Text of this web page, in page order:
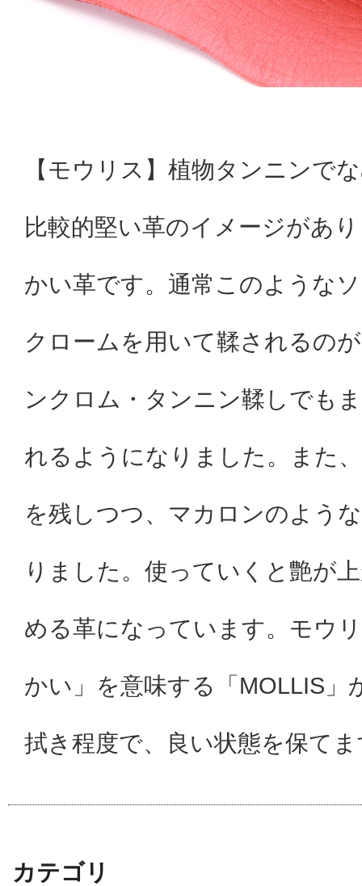
【モウリス】植物タンニンで
比較的堅い革のイメージがあ
かい革です。通常このような
クロームを用いて鞣されるの
ンクロム・タンニン鞣しでも
れるようになりました。また
を残しつつ、マカロンのよう
りました。使っていくと艶が
める革になっています。モウ
かい」を意味する「MOLLIS
拭き程度で、良い状態を保て
カテゴリ